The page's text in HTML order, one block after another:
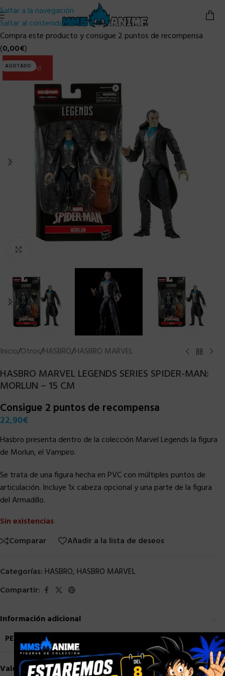
Saltar a la navegación
Saltar al contenido principal
Compra este producto y consigue 2 puntos de recompensa
(0,00€)
AGOTADO
ULTIMA!!
Inicio/Otros/HASBRO/HASBRO MARVEL
HASBRO MARVEL LEGENDS SERIES SPIDER-MAN:
MORLUN – 15 CM
Consigue 2 puntos de recompensa
22,90€
Hasbro presenta dentro de la colección Marvel Legends la figura
de Morlun, el Vampiro.
Se trata de una figura hecha en PVC con múltiples puntos de
articulación. Incluye 1x cabeza opcional y una parte de la figura
del Armadillo.
Sin existencias
Comparar
Añadir a la lista de deseos
Categorías: HASBRO, HASBRO MARVEL
Compartir:
Información adicional
PESO
0,9 kg
Valoraciones (0)
×